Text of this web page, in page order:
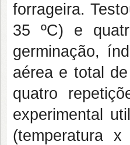
forrageira.
35 ºC) e
germinação,
aérea e total
quatro
experimental
(temperatura